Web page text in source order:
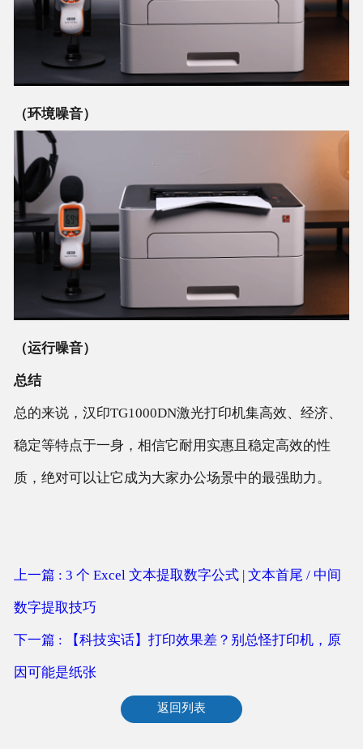
（环境噪音）
（运行噪音）
总结
总的来说，汉印TG1000DN激光打印机集高效、经济、
稳定等特点于一身，相信它耐用实惠且稳定高效的性
质，绝对可以让它成为大家办公场景中的最强助力。
上一篇 : 3 个 Excel 文本提取数字公式 | 文本首尾 / 中间
数字提取技巧
下一篇 : 【科技实话】打印效果差？别总怪打印机，原
因可能是纸张
返回列表